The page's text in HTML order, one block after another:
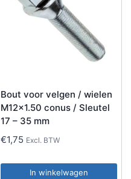
Bout voor velgen / wielen
M12x1.50 conus / Sleutel
17 – 35 mm
€1,75 Excl. BTW
In winkelwagen